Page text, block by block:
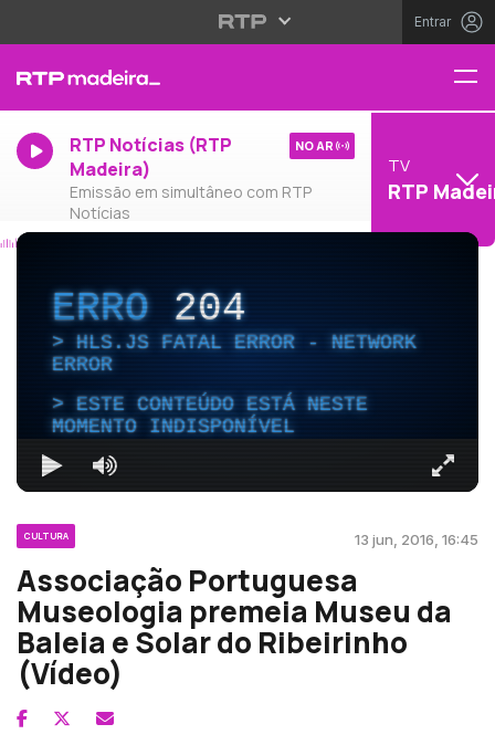
Entrar
RTP Notícias (RTP
Madeira)
Emissão em simultâneo com RTP
Notícias
NO AR
TV
RTP
ERRO204
HLS.JS FATAL ERROR - NETWORK
ERROR
ESTE CONTEÚDO ESTÁ NESTE
MOMENTO INDISPONÍVEL
CULTURA 13 jun, 2016, 16:45
Associação Portuguesa
Museologia premeia Museu da
Baleia e Solar do Ribeirinho
(Vídeo)